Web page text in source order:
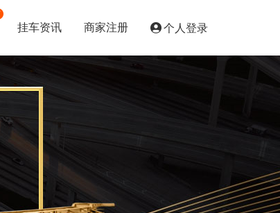
挂车资讯 商家注册 个人登录